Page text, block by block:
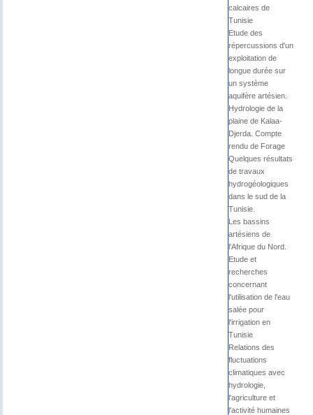
calcaires de
Tunisie
Etude des
répercussions d'un
exploitation de
longue durée sur
un système
aquifère artésien.
Hydrologie de la
plaine de Kalaa-
Djerda. Compte
rendu de Forage
Quelques résultats
de travaux
hydrogéologiques
dans le sud de la
Tunisie.
Les bassins
artésiens de
l'Afrique du Nord.
Etude et
recherches
concernant
l'utilisation de l'eau
salée pour
l'irrigation en
Tunisie
Relations des
fluctuations
climatiques avec
hydrologie,
l'agriculture et
l'activité humaines